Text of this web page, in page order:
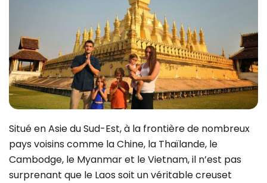
Situé en Asie du Sud-Est, à la frontière de nombreux
pays voisins comme la Chine, la Thaïlande, le
Cambodge, le Myanmar et le Vietnam, il n’est pas
surprenant que le Laos soit un véritable creuset